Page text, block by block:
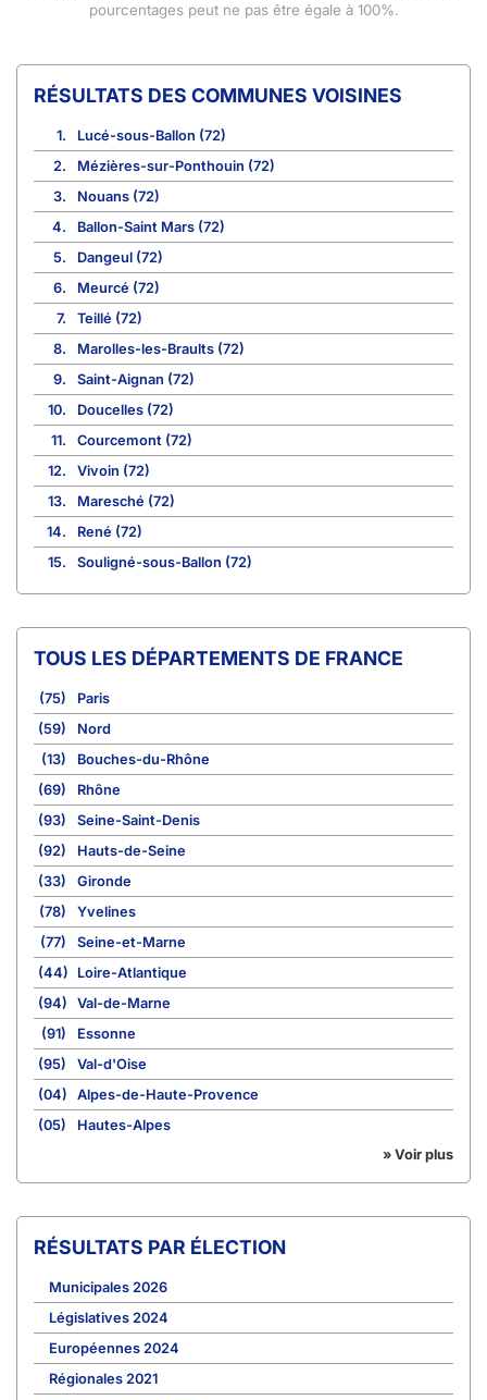
pourcentages peut ne pas être égale à 100%.
COMMUNES VOISINES
1.
Lucé-sous-Ballon (72)
2.
Mézières-sur-Ponthouin (72)
3.
Nouans (72)
4.
Ballon-Saint Mars (72)
5.
Dangeul (72)
6.
Meurcé (72)
7.
Teillé (72)
8.
Marolles-les-Braults (72)
9.
Saint-Aignan (72)
10.
Doucelles (72)
11.
Courcemont (72)
12.
Vivoin (72)
13.
Maresché (72)
14.
René (72)
15.
Souligné-sous-Ballon (72)
TOUS LES DÉPARTEMENTS DE FRANCE
(75)
Paris
(59)
Nord
(13)
Bouches-du-Rhône
(69)
Rhône
(93)
Seine-Saint-Denis
(92)
Hauts-de-Seine
(33)
Gironde
(78)
Yvelines
(77)
Seine-et-Marne
(44)
Loire-Atlantique
(94)
Val-de-Marne
(91)
Essonne
(95)
Val-d'Oise
(04)
Alpes-de-Haute-Provence
(05)
Hautes-Alpes
» Voir plus
RÉSULTATS PAR ÉLECTION
Municipales 2026
Législatives 2024
Européennes 2024
Régionales 2021